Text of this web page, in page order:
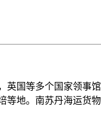
英国等多个国家领事
等地。南苏丹海运货